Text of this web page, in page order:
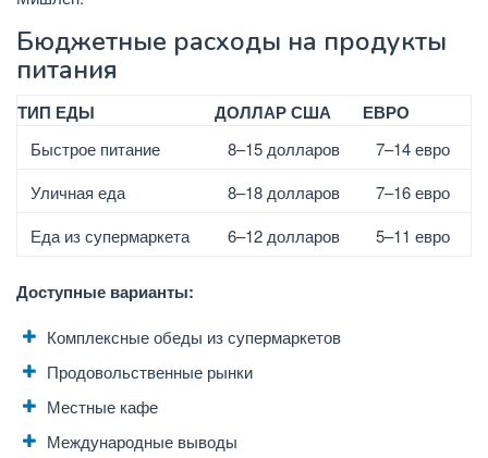
Бюджетные расходы на продукты
питания
ТИП ЕДЫ ДОЛЛАР США ЕВРО
Быстрое питание 8–15 долларов
7–14 евро
Уличная еда
8–18 долларов
7–16 евро
Еда из супермаркета
6–12 долларов 5–11 евро
Доступные варианты:
Комплексные обеды из супермаркетов
Продовольственные рынки
Местные кафе
Международные выводы